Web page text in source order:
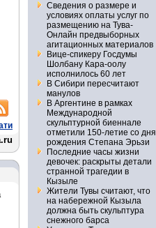
Сведения о размере и
условиях оплаты услуг по
размещению на Тува-
Онлайн предвыборных
агитационных материалов
Вице-спикеру Госдумы
Шолбану Кара-оолу
исполнилось 60 лет
В Сибири пересчитают
манулов
В Аргентине в рамках
Международной
скульптурной биеннале
отметили 150-летие со дня
рождения Степана Эрьзи
Последние часы жизни
девочек: раскрыты детали
странной трагедии в
Кызыле
Жители Тувы считают, что
на набережной Кызыла
должна быть скульптура
снежного барса